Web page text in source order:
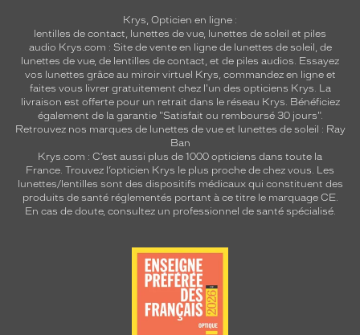
Krys, Opticien en ligne :
lentilles de contact, lunettes de vue, lunettes de soleil et piles
audio Krys.com : Site de vente en ligne de lunettes de soleil, de
lunettes de vue, de lentilles de contact, et de piles audios. Essayez
vos lunettes grâce au miroir virtuel Krys, commandez en ligne et
faites vous livrer gratuitement chez l'un des opticiens Krys. La
livraison est offerte pour un retrait dans le réseau Krys. Bénéficiez
également de la garantie "Satisfait ou remboursé 30 jours".
Retrouvez nos marques de lunettes de vue et lunettes de soleil : Ray
Ban
Krys.com : C’est aussi plus de 1000 opticiens dans toute la
France. Trouvez l’opticien Krys le plus proche de chez vous. Les
lunettes/lentilles sont des dispositifs médicaux qui constituent des
produits de santé réglementés portant à ce titre le marquage CE.
En cas de doute, consultez un professionnel de santé spécialisé.